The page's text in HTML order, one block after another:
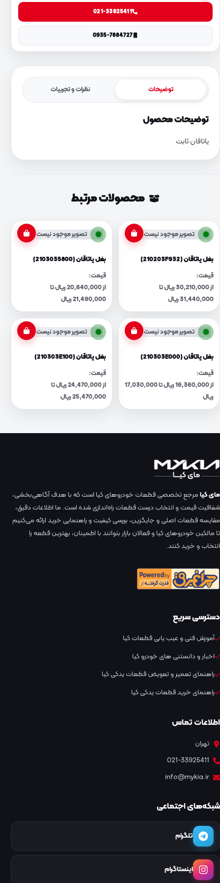
021-33925411
0935-7884727
توضیحات نظرات و تجربیات
توضیحات محصول
یاتاقان ثابت
محصولات مرتبط
تصویر موجود نیست
بغل یاتاقان (210203F932)
قیمت:
از 30,210,000 ریال تا
31,440,000 ریال
تصویر موجود نیست
بغل یاتاقان (2103035800)
قیمت:
از 20,640,000 ریال تا
21,490,000 ریال
تصویر موجود نیست
بغل یاتاقان (210303E000)
قیمت:
از 16,360,000 ریال تا 17,030,000
ریال
تصویر موجود نیست
بغل یاتاقان (210303E100)
قیمت:
از 24,470,000 ریال تا
25,470,000 ریال
مای کیامرجع تخصصی قطعات خودروهای کیا است که با هدف آگاهی‌بخشی،
شفافیت قیمت و انتخاب درست قطعات راه‌اندازی شده است. ما اطلاعات دقیق،
مقایسه قطعات اصلی و جایگزین، بررسی کیفیت و راهنمایی خرید ارائه می‌کنیم
تا مالکین خودروهای کیا و فعالان بازار بتوانند با اطمینان، بهترین قطعه را
انتخاب و خرید کنند.
دسترسی سریع
آموزش فنی و عیب یابی قطعات کیا
اخبار و دانستنی های خودرو کیا
راهنمای تعمیر و تعویض قطعات یدکی کیا
راهنمای خرید قطعات یدکی کیا
اطلاعات تماس
تهران
021-33925411
info@mykia.ir
شبکه‌های اجتماعی
تلگرام
اینستاگرام